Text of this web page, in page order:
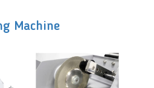
Machine